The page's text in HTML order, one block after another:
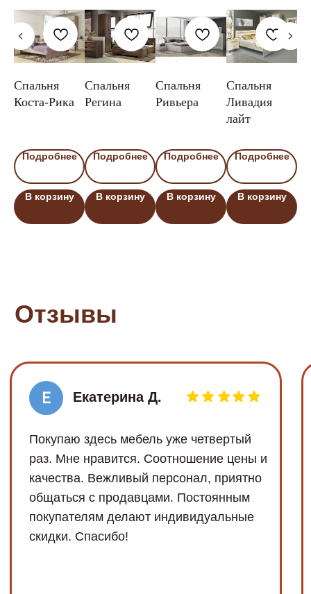
Спальня
Коста-Рика
Подробнее
В корзину
Спальня
Регина
Подробнее
В корзину
Спальня
Ривьера
Подробнее
В корзину
Спальня
Ливадия
лайт
Подробнее
В корзину
+7 (920) 218-88-12
mo-narx@mail.ru
деятельность которой в России запрещена
ИНН: 3661075473; ОГРН:
1163668116480
конфиденциальности
Договор оферты
Обработка Cookie